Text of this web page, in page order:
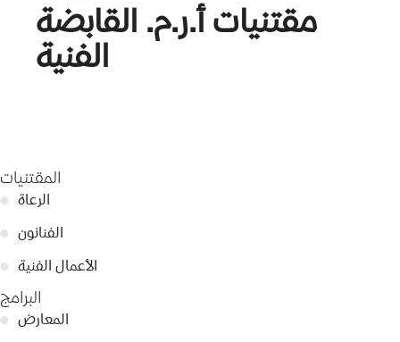
مقتنيات أ.ر.م. القابضة
الفنية
المقتنيات
● الرعاة
● الفنانون
● الأعمال الفنية
البرامج
● المعارض